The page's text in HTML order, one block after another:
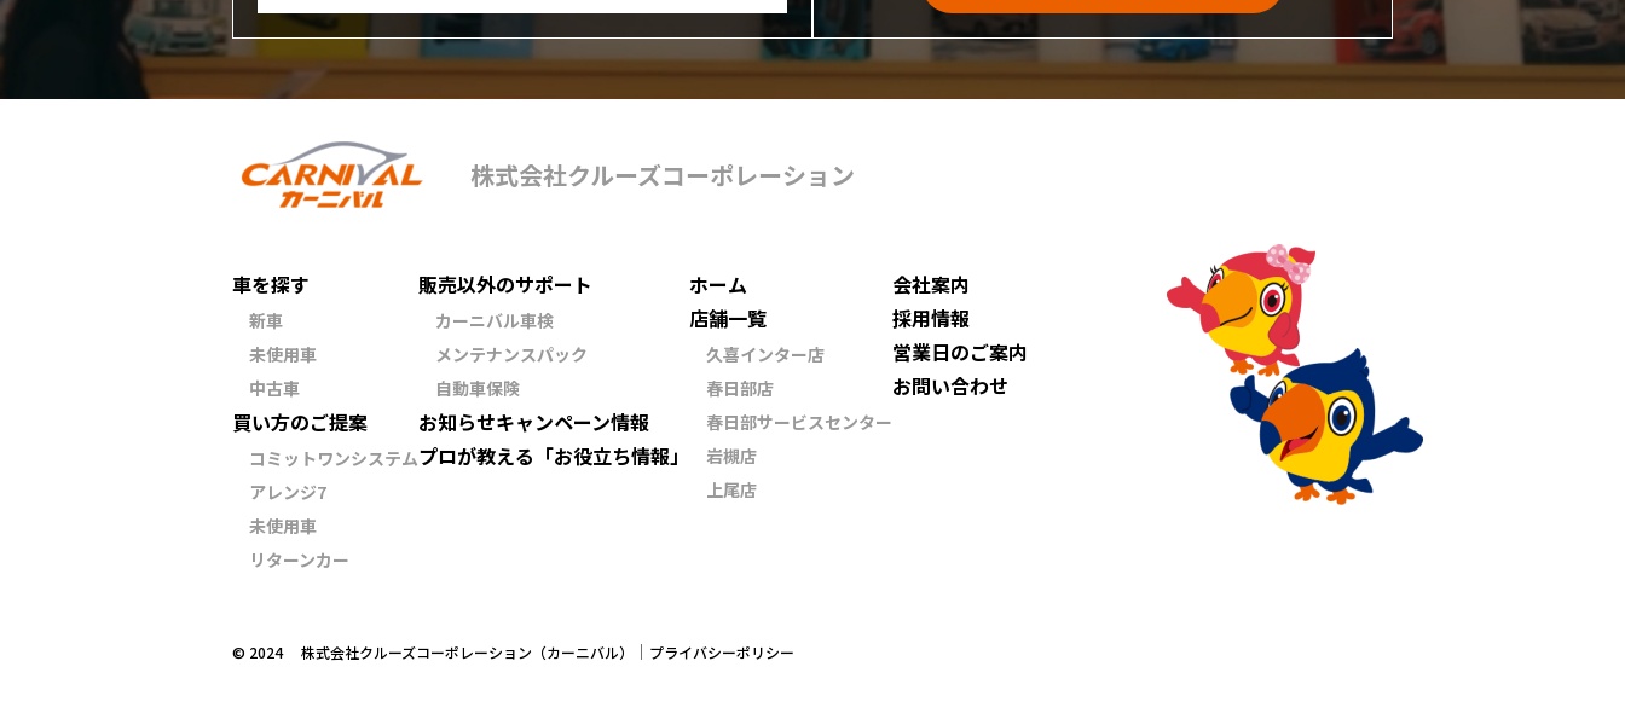
株式会社クルーズコーポレーション
車を探す
新車
未使用車
中古車
買い方のご提案
コミットワンシステム
アレンジ7
未使用車
リターンカー
販売以外のサポート
カーニバル車検
メンテナンスパック
自動車保険
お知らせキャンペーン情報
プロが教える 「お役立ち情報」
ホーム
店舗一覧
久喜インター店
春日部店
春日部サービスセンター
岩槻店
上尾店
会社案内
採用情報
営業日のご案内
お問い合わせ
©︎ 2024 株式会社クルーズコーポレーション（カーニバル） プライバシーポリシー